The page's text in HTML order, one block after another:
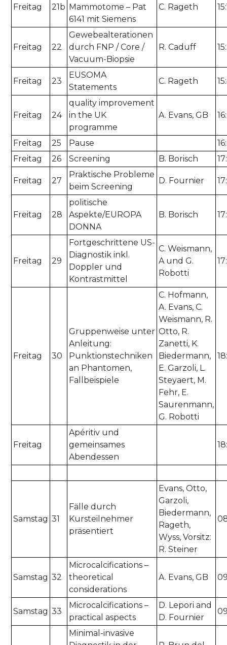
Freitag 21b Mammotome – Pat
6141 mit Siemens
C. Rageth
Freitag 22
Gewebealterationen
durch FNP / Core /
Vacuum-Biopsie
R. Caduff
Freitag 23
EUSOMA
Statements
C. Rageth
Freitag 24
quality improvement
in the UK
programme
A. Evans, GB
Freitag 25 Pause
Freitag
26 Screening B. Borisch
Freitag 27
Praktische Probleme
beim Screening
D. Fournier
Freitag 28
politische
Aspekte/EUROPA
DONNA
B. Borisch
Freitag 29
Fortgeschrittene US-
Diagnostik inkl.
Doppler und
Kontrastmittel
C. Weismann,
A und G.
Robotti
Freitag 30
Gruppenweise unter
Anleitung:
Punktionstechniken
an Phantomen,
Fallbeispiele
C. Hofmann,
A. Evans, C.
Weismann, R.
Otto, R.
Zanetti, K.
Biedermann,
E. Garzoli, L.
Steyaert, M.
Fehr, E.
Saurenmann,
G. Robotti
Freitag
Apéritiv und
gemeinsames
Abendessen
Samstag 31
Fälle durch
Kursteilnehmer
präsentiert
Evans, Otto,
Garzoli,
Biedermann,
Rageth,
Wyss, Vorsitz:
R. Steiner
Samstag 32
Microcalcifications –
theoretical
considerations
A. Evans, GB
Samstag 33
Microcalcifications –
practical aspects
D. Lepori and
D. Fournier
Minimal-invasive